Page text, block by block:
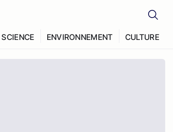
SCIENCE ENVIRONNEMENT CULTURE